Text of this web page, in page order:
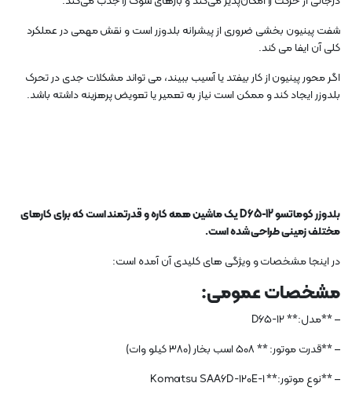
شفت پینیون بخشی ضروری از پیشرانه بلدوزر است و نقش مهمی در عملکرد
کلی آن ایفا می کند.
اگر محور پینیون از کار بیفتد یا آسیب ببیند، می تواند مشکلات جدی در تحرک
بلدوزر ایجاد کند و ممکن است نیاز به تعمیر یا تعویض پرهزینه داشته باشد.
بلدوزر کوماتسو D65-12 یک ماشین همه کاره و قدرتمند است که برای کارهای
مختلف زمینی طراحی شده است.
در اینجا مشخصات و ویژگی های کلیدی آن آمده است:
مشخصات عمومی:
– **مدل:** D65-12
– **قدرت موتور: ** 508 اسب بخار (380 کیلو وات)
– **نوع موتور:** Komatsu SAA6D-120E-1